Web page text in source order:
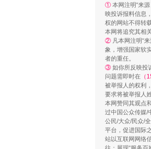
网
① 本网注明“来
映投诉报料信息
权的网站不得转
本网将追究其相
② 凡本网注明“
象，增强国家软
者的重任。
③ 如你所反映投
问题需即时在 （
被举报人的权利
要求将被举报人
本网赞同其观点
过中国公众传媒/
公民/大众/民众/
平台，促进国际
站以互联网网络